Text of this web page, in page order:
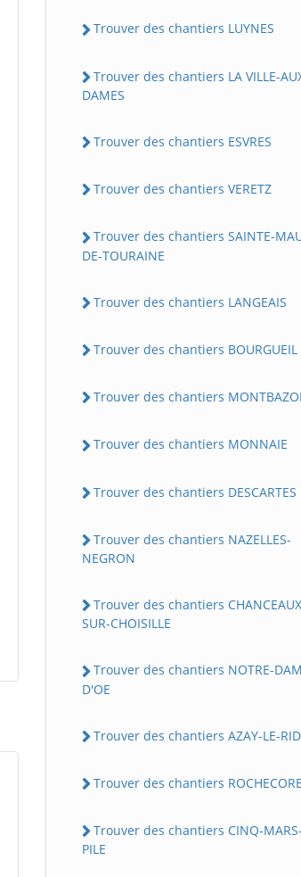
Trouver des chantiers LUYNES
Trouver des chantiers LA VILLE-
DAMES
Trouver des chantiers ESVRES
Trouver des chantiers VERETZ
Trouver des chantiers SAINTE-
DE-TOURAINE
Trouver des chantiers LANGEAIS
Trouver des chantiers BOURGUEIL
Trouver des chantiers
Trouver des chantiers MONNAIE
Trouver des chantiers DESCARTES
Trouver des chantiers NAZELLES-
NEGRON
Trouver des chantiers
SUR-CHOISILLE
Trouver des chantiers NOTRE-
D'OE
Trouver des chantiers AZAY-LE-
Trouver des chantiers
Trouver des chantiers CINQ-
PILE